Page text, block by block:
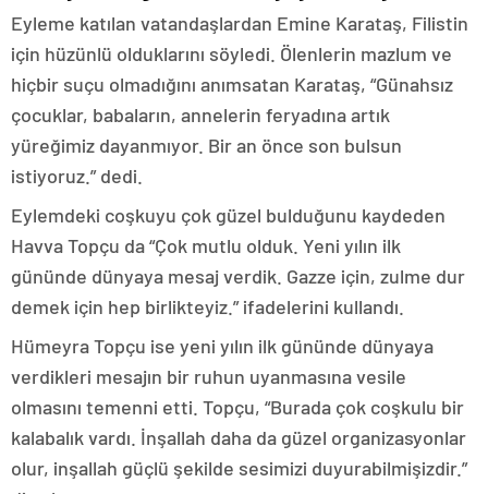
Eyleme katılan vatandaşlardan Emine Karataş, Filistin
için hüzünlü olduklarını söyledi. Ölenlerin mazlum ve
hiçbir suçu olmadığını anımsatan Karataş, “Günahsız
çocuklar, babaların, annelerin feryadına artık
yüreğimiz dayanmıyor. Bir an önce son bulsun
istiyoruz.” dedi.
Eylemdeki coşkuyu çok güzel bulduğunu kaydeden
Havva Topçu da “Çok mutlu olduk. Yeni yılın ilk
gününde dünyaya mesaj verdik. Gazze için, zulme dur
demek için hep birlikteyiz.” ifadelerini kullandı.
Hümeyra Topçu ise yeni yılın ilk gününde dünyaya
verdikleri mesajın bir ruhun uyanmasına vesile
olmasını temenni etti. Topçu, “Burada çok coşkulu bir
kalabalık vardı. İnşallah daha da güzel organizasyonlar
olur, inşallah güçlü şekilde sesimizi duyurabilmişizdir.”